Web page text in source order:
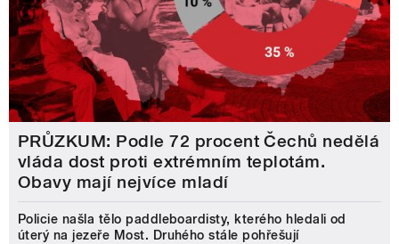
PRŮZKUM: Podle 72 procent Čechů nedělá
vláda dost proti extrémním teplotám.
Obavy mají nejvíce mladí
Policie našla tělo paddleboardisty, kterého hledali od
úterý na jezeře Most. Druhého stále pohřešují